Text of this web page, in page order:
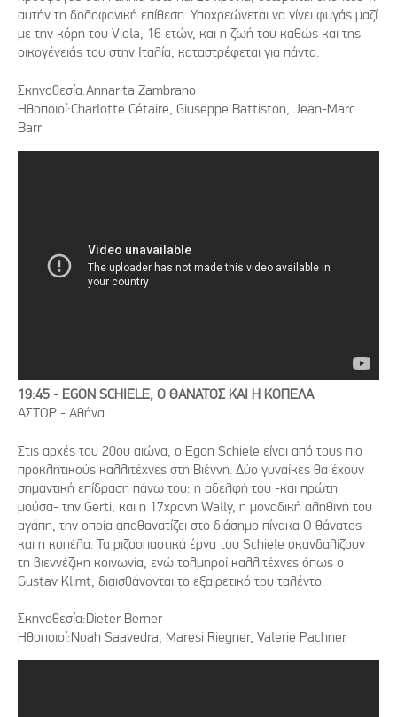
αυτήν τη δολοφονική επίθεση. Υποχρεώνεται να γίνει φυγάς μαζί
με την κόρη του Viola, 16 ετών, και η ζωή του καθώς και της
οικογένειάς του στην Ιταλία, καταστρέφεται για πάντα.
Σκηνοθεσία:Annarita Zambrano
Ηθοποιοί:Charlotte Cétaire, Giuseppe Battiston, Jean-Marc
Barr
19:45 - EGON SCHIELE, O ΘAΝΑΤΟΣ ΚΑΙ Η ΚΟΠEΛΑ
ΑΣΤΟΡ - Αθήνα
Στις αρχές του 20ου αιώνα, ο Egon Schiele είναι από τους πιο
προκλητικούς καλλιτέχνες στη Βιέννη. Δύο γυναίκες θα έχουν
σημαντική επίδραση πάνω του: η αδελφή του -και πρώτη
μούσα- την Gerti, και η 17χρονη Wally, η μοναδική αληθινή του
αγάπη, την οποία αποθανατίζει στο διάσημο πίνακα Ο θάνατος
και η κοπέλα. Τα ριζοσπαστικά έργα του Schiele σκανδαλίζουν
τη βιεννέζικη κοινωνία, ενώ τολμηροί καλλιτέχνες όπως ο
Gustav Klimt, διαισθάνονται το εξαιρετικό του ταλέντο.
Σκηνοθεσία:Dieter Berner
Ηθοποιοί:Noah Saavedra, Maresi Riegner, Valerie Pachner